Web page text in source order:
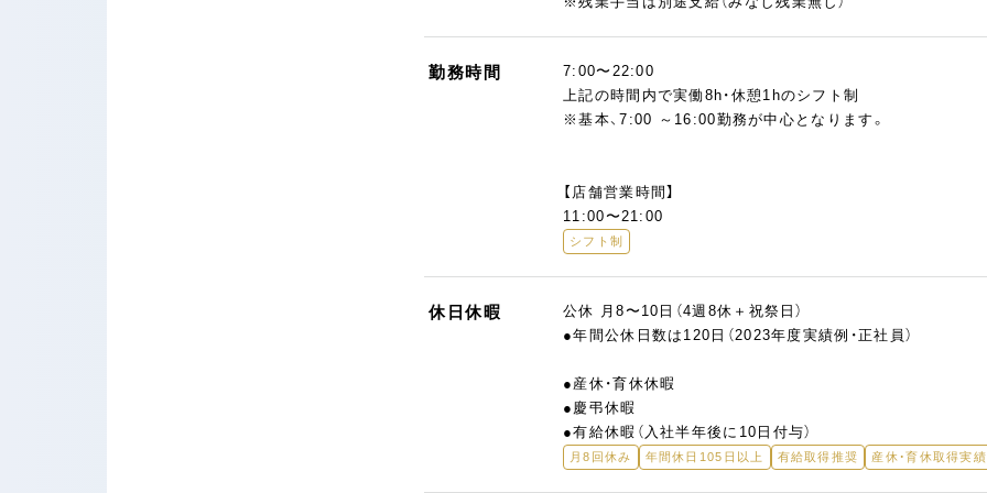
勤務時間
7:00〜22:00
上記の時間内で実働8h・休憩1hのシフト制
※基本、7:00 ～16:00勤務が中心となります。
【店舗営業時間】
11:00〜21:00
シフト制
休日休暇
公休 月8〜10日（4週8休＋祝祭日）
●年間公休日数は120日（2023年度実績例・正社員）
●産休・育休休暇
●慶弔休暇
●有給休暇（入社半年後に10日付与）
月8回休み 年間休日105日以上 有給取得推奨 産休・育休取得実